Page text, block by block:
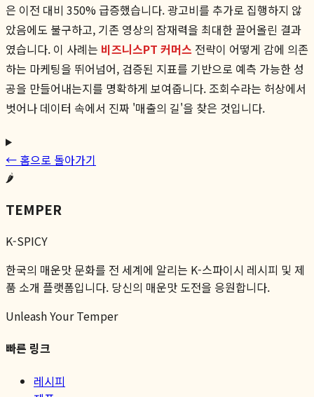
은 이전 대비 350% 급증했습니다. 광고비를 추가로 집행하지 않
았음에도 불구하고, 기존 영상의 잠재력을 최대한 끌어올린 결과
였습니다. 이 사례는 비즈니스PT 커머스 전략이 어떻게 감에 의존
하는 마케팅을 뛰어넘어, 검증된 지표를 기반으로 예측 가능한 성
공을 만들어내는지를 명확하게 보여줍니다. 조회수라는 허상에서
벗어나 데이터 속에서 진짜 '매출의 길'을 찾은 것입니다.
← 홈으로 돌아가기
🌶️
TEMPER
K-SPICY
한국의 매운맛 문화를 전 세계에 알리는 K-스파이시 레시피 및 제
품 소개 플랫폼입니다. 당신의 매운맛 도전을 응원합니다.
Unleash Your Temper
빠른 링크
레시피